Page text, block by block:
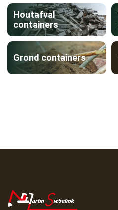
Houtafval
containers
Grond containers